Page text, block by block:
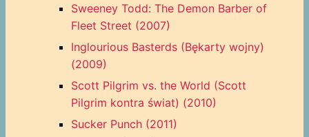
Sweeney Todd: The Demon Barber of
Fleet Street (2007)
Inglourious Basterds (Bękarty wojny)
(2009)
Scott Pilgrim vs. the World (Scott
Pilgrim kontra świat) (2010)
Sucker Punch (2011)